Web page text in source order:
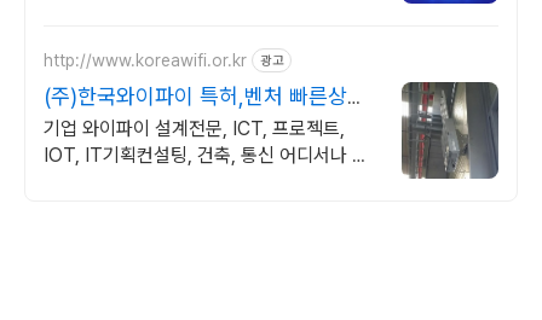
http://www.koreawifi.or.kr 광고
(주)한국와이파이 특허,벤처 빠른상담
가능
기업 와이파이 설계전문, ICT, 프로젝트,
IOT, IT기획컨설팅, 건축, 통신 어디서나 끊